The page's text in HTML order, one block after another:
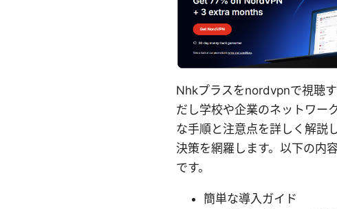
Nhkプラスをnordvpnで視聴
だし学校や企業のネットワー
な手順と注意点を詳しく解説
決策を網羅します。以下の内
です。
簡単な導入ガイド